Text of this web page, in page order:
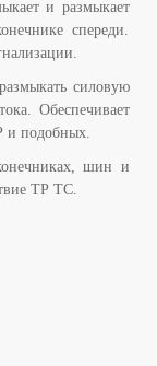
и размыкает
спереди.
силовую
Обеспечивает
и подобных.
шин и
ТР ТС.